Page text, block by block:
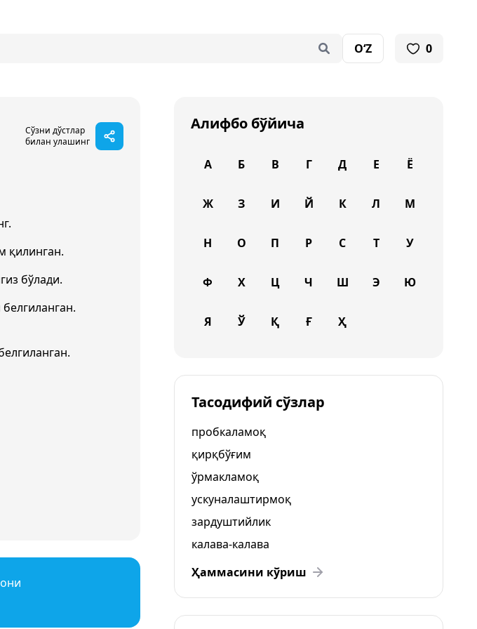
O‘Z 0
Сўзни дўстлар
билан улашинг
қилинган.
бўлади.
Алифбо бўйича
А Б В Г Д Е Ё
Ж З И Й К Л М
Н О П Р С Т У
Ф Х Ц Ч Ш Э Ю
Я Ў Қ Ғ Ҳ
Тасодифий сўзлар
пробкаламоқ
қирқбўғим
ўрмакламоқ
ускуналаштирмоқ
зардуштийлик
калава-калава
Ҳаммасини кўриш